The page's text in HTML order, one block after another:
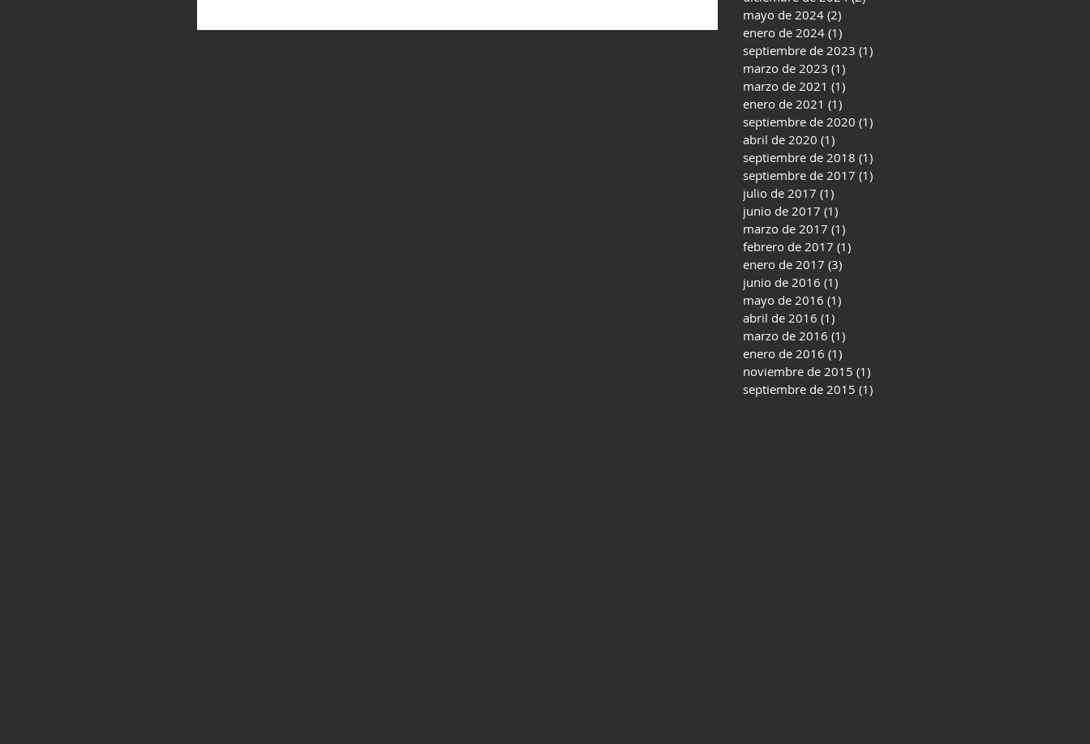
mayo de 2024 (2)
enero de 2024 (1)
septiembre de 2023 (1)
marzo de 2023 (1)
marzo de 2021 (1)
enero de 2021 (1)
septiembre de 2020 (1)
abril de 2020 (1)
septiembre de 2018 (1)
septiembre de 2017 (1)
julio de 2017 (1)
junio de 2017 (1)
marzo de 2017 (1)
febrero de 2017 (1)
enero de 2017 (3)
junio de 2016 (1)
mayo de 2016 (1)
abril de 2016 (1)
marzo de 2016 (1)
enero de 2016 (1)
noviembre de 2015 (1)
septiembre de 2015 (1)